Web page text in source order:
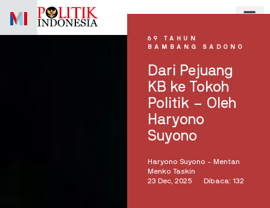
69 TAHUN
BAMBANG SADONO
Dari Pejuang
KB ke Tokoh
Politik – Oleh
Haryono
Suyono
Haryono Suyono - Mentan
Menko Taskin
23 Dec, 2025
Dibaca: 132